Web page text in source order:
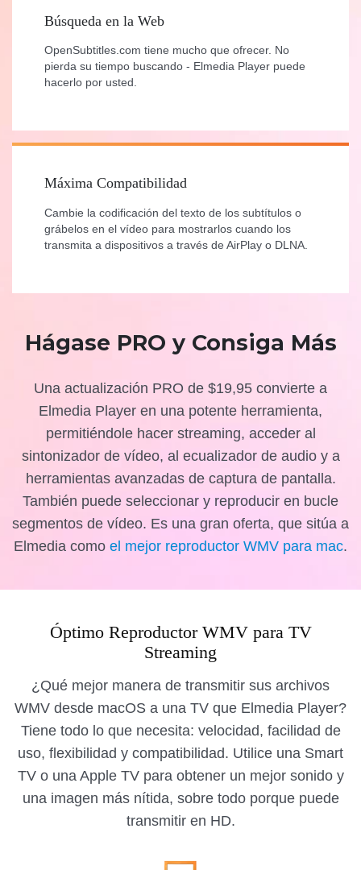
Búsqueda en la Web
OpenSubtitles.com tiene mucho que ofrecer. No
pierda su tiempo buscando - Elmedia Player puede
hacerlo por usted.
Máxima Compatibilidad
Cambie la codificación del texto de los subtítulos o
grábelos en el vídeo para mostrarlos cuando los
transmita a dispositivos a través de AirPlay o DLNA.
Hágase PRO y Consiga Más
Una actualización PRO de $19,95 convierte a
Elmedia Player en una potente herramienta,
permitiéndole hacer streaming, acceder al
sintonizador de vídeo, al ecualizador de audio y a
herramientas avanzadas de captura de pantalla.
También puede seleccionar y reproducir en bucle
segmentos de vídeo. Es una gran oferta, que sitúa a
Elmedia como el mejor reproductor WMV para mac.
Óptimo Reproductor WMV para TV
Streaming
¿Qué mejor manera de transmitir sus archivos
WMV desde macOS a una TV que Elmedia Player?
Tiene todo lo que necesita: velocidad, facilidad de
uso, flexibilidad y compatibilidad. Utilice una Smart
TV o una Apple TV para obtener un mejor sonido y
una imagen más nítida, sobre todo porque puede
transmitir en HD.